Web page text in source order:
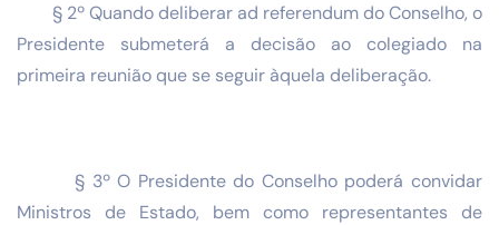
§ 2º Quando deliberar ad referendum do Conselho, o
Presidente submeterá a decisão ao colegiado na
primeira reunião que se seguir àquela deliberação.
§ 3º O Presidente do Conselho poderá convidar
Ministros de Estado, bem como representantes de